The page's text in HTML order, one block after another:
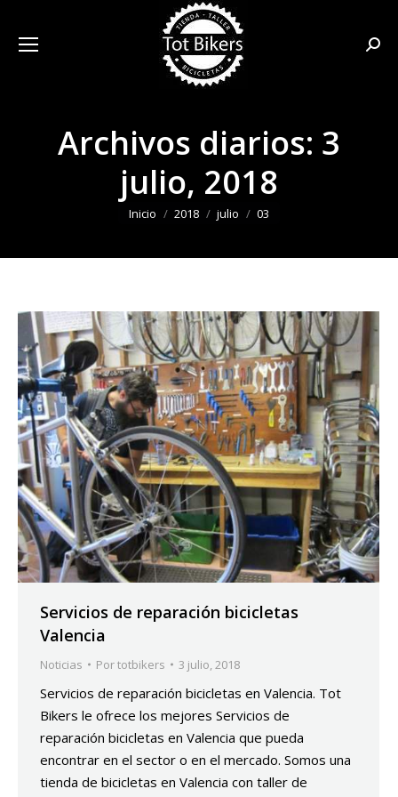
Archivos diarios: 3
julio, 2018
Estás aquí:
Inicio 2018 julio 03
Servicios de reparación bicicletas
Valencia
Noticias Portotbikers 3 julio, 2018
Servicios de reparación bicicletas en Valencia. Tot
Bikers le ofrece los mejores Servicios de
reparación bicicletas en Valencia que pueda
encontrar en el sector o en el mercado. Somos una
tienda de bicicletas en Valencia con taller de